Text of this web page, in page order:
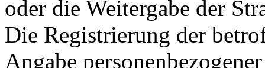
oder die Weitergabe der
Die Registrierung der
Angabe